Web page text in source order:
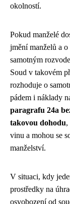
okolností.
Pokud manželé
jmění manželů a
samotným
Soud v takovém
rozhoduje o
pádem i náklady
paragrafu 24a
takovou dohodu,
vinu a mohou se
manželství.
V situaci, kdy
prostředky na
osvobození od